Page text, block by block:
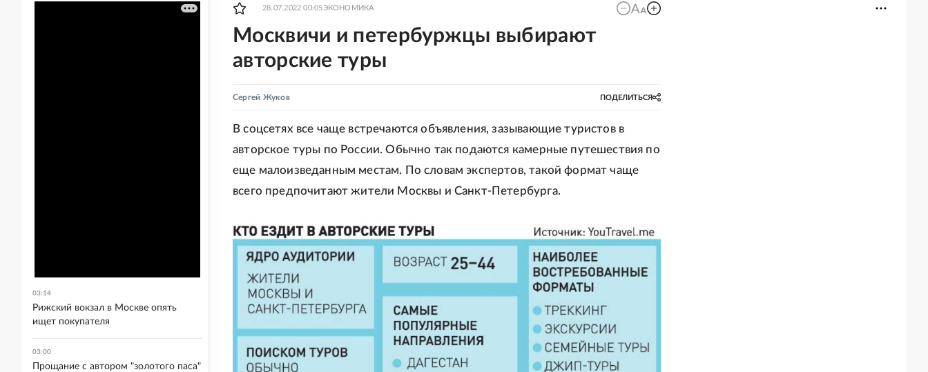
28.07.2022 00:05ЭКОНОМИКА
Москвичи и петербуржцы выбирают
авторские туры
Сергей Жуков ПОДЕЛИТЬСЯ
В соцсетях все чаще встречаются объявления, зазывающие туристов в
авторское туры по России. Обычно так подаются камерные путешествия по
еще малоизведанным местам. По словам экспертов, такой формат чаще
всего предпочитают жители Москвы и Санкт-Петербурга.
03:14
Рижский вокзал в Москве опять
ищет покупателя
03:00
Прощание с автором "золотого паса"